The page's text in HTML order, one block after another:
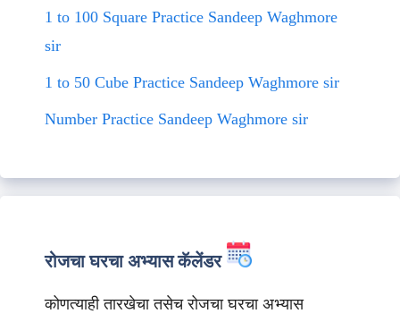
1 to 100 Square Practice Sandeep Waghmore
sir
1 to 50 Cube Practice Sandeep Waghmore sir
Number Practice Sandeep Waghmore sir
रोजचा घरचा अभ्यास कॅलेंडर
कोणत्याही तारखेचा तसेच रोजचा घरचा अभ्यास